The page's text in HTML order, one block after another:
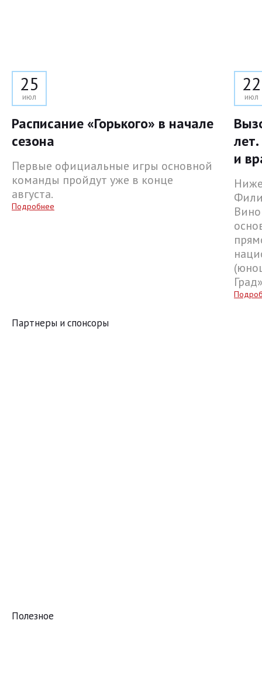
25
июл
Расписание «Горького» в начале
сезона
Первые официальные игры основной
команды пройдут уже в конце
августа.
Подробнее
22
июл
и
Партнеры и спонсоры
Полезное